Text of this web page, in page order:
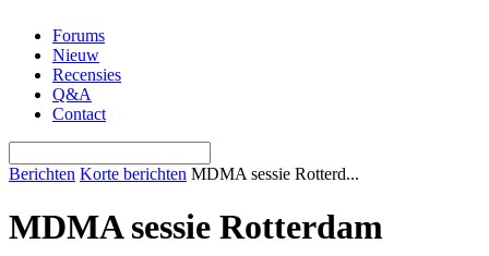
naar
inhoud
Forums
Nieuw
Recensies
Q&A
Contact
Berichten Korte berichten MDMA sessie Rotterd...
MDMA sessie Rotterdam